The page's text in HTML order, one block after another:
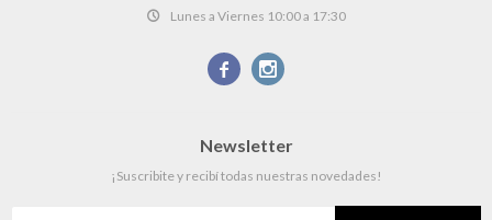
Lunes a Viernes 10:00 a 17:30
 
Newsletter
¡Suscribite y recibí todas nuestras novedades!